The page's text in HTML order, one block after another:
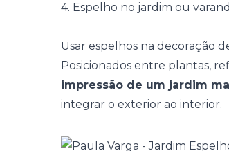
4. Espelho no jardim ou
Usar espelhos na decoração
Posicionados entre plantas,
impressão de um jardim
integrar o exterior ao interior.